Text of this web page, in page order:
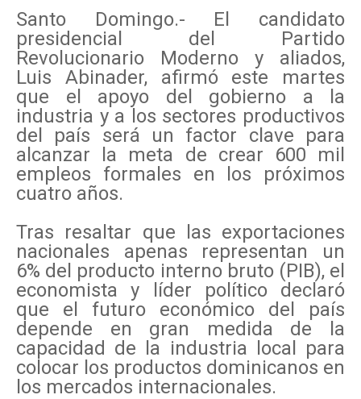
Santo Domingo.- El candidato
presidencial del Partido
Revolucionario Moderno y aliados,
Luis Abinader, afirmó este martes
que el apoyo del gobierno a la
industria y a los sectores productivos
del país será un factor clave para
alcanzar la meta de crear 600 mil
empleos formales en los próximos
cuatro años.
Tras resaltar que las exportaciones
nacionales apenas representan un
6% del producto interno bruto (PIB), el
economista y líder político declaró
que el futuro económico del país
depende en gran medida de la
capacidad de la industria local para
colocar los productos dominicanos en
los mercados internacionales.